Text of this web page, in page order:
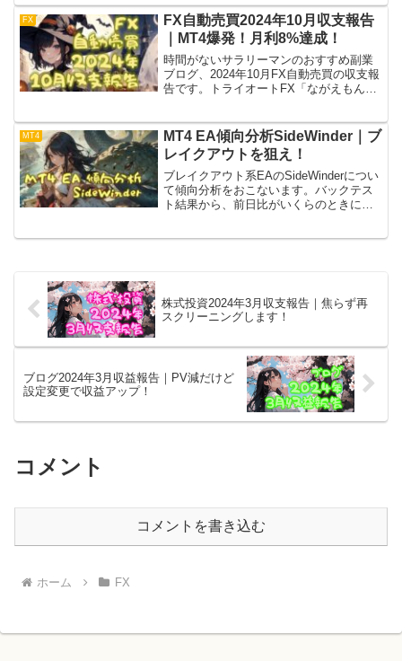
5,000円のマイナス。ここから勉強して頑
張ります！
FX
FX自動売買2024年10月収支報告
｜MT4爆発！月利8%達成！
時間がないサラリーマンのおすすめ副業
ブログ、2024年10月FX自動売買の収支報
告です。トライオートFX「ながえもん」
連続勝利！月利8%越えの大活躍です！
MT4
MT4 EA傾向分析SideWinder｜ブ
レイクアウトを狙え！
ブレイクアウト系EAのSideWinderについ
て傾向分析をおこないます。バックテス
ト結果から、前日比がいくらのときに利
株式投資2024年3月収支報告｜焦らず再
スクリーニングします！
ブログ2024年3月収益報告｜PV減だけど
設定変更で収益アップ！
コメント
コメントを書き込む
ホーム FX